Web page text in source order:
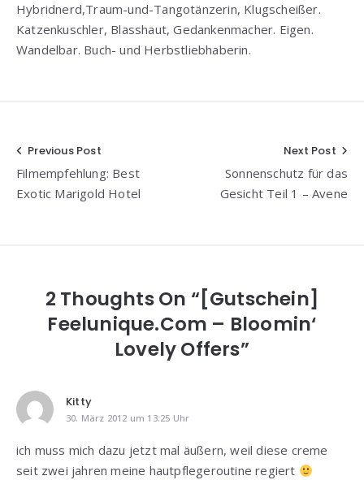
Hybridnerd,Traum-und-Tangotänzerin, Klugscheißer.
Katzenkuschler, Blasshaut, Gedankenmacher. Eigen.
Wandelbar. Buch- und Herbstliebhaberin.
Beitragsnavigation
Previous Post
Filmempfehlung: Best
Exotic Marigold Hotel
Next Post
Sonnenschutz für das
Gesicht Teil 1 – Avene
2 Thoughts On “[Gutschein]
Feelunique.com – Bloomin‘
Lovely Offers”
Kitty
30. März 2012 um 13:25 Uhr
ich muss mich dazu jetzt mal äußern, weil diese creme
seit zwei jahren meine hautpflegeroutine regiert